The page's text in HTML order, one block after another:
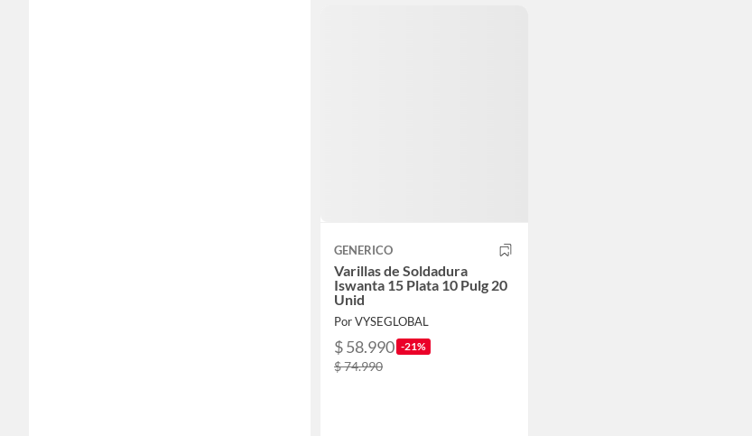
GENERICO
Varillas de Soldadura
Iswanta 15 Plata 10 Pulg 20
Unid
Por VYSEGLOBAL
$ 58.990 -21%
$ 74.990